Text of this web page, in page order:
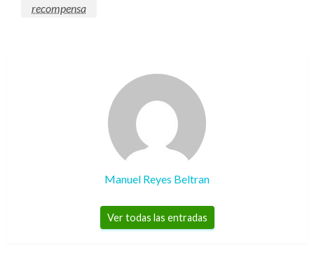
recompensa
Manuel Reyes Beltran
Ver todas las entradas